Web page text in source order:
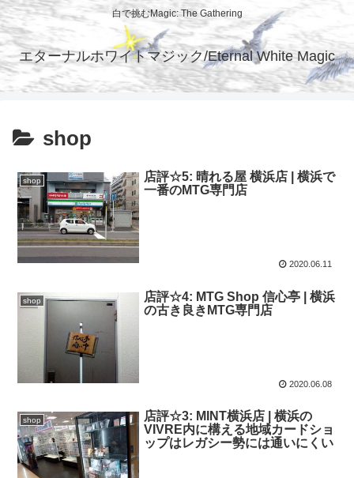
白で挑むMagic: The Gathering
エターナルホワイトマジック/Eternal White Magic
shop
shop
店評☆5: 晴れる屋 横浜店 | 横浜で
一番のMTG専門店
2020.06.11
shop
店評☆4: MTG Shop 信心亭 | 横浜
の古き良きMTG専門店
2020.06.08
shop
店評☆3: MINT横浜店 | 横浜の
VIVRE内に構える地域カードショ
ップはレガシー勢には通いにくい